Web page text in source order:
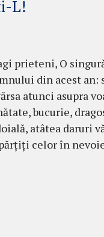
L!
prieteni, O
din acest an:
atunci asupra
bucurie,
atâtea daruri
celor în